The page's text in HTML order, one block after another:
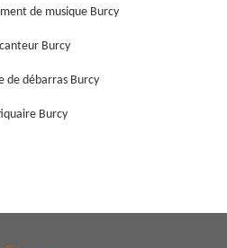
de musique Burcy
Burcy
de débarras Burcy
Burcy